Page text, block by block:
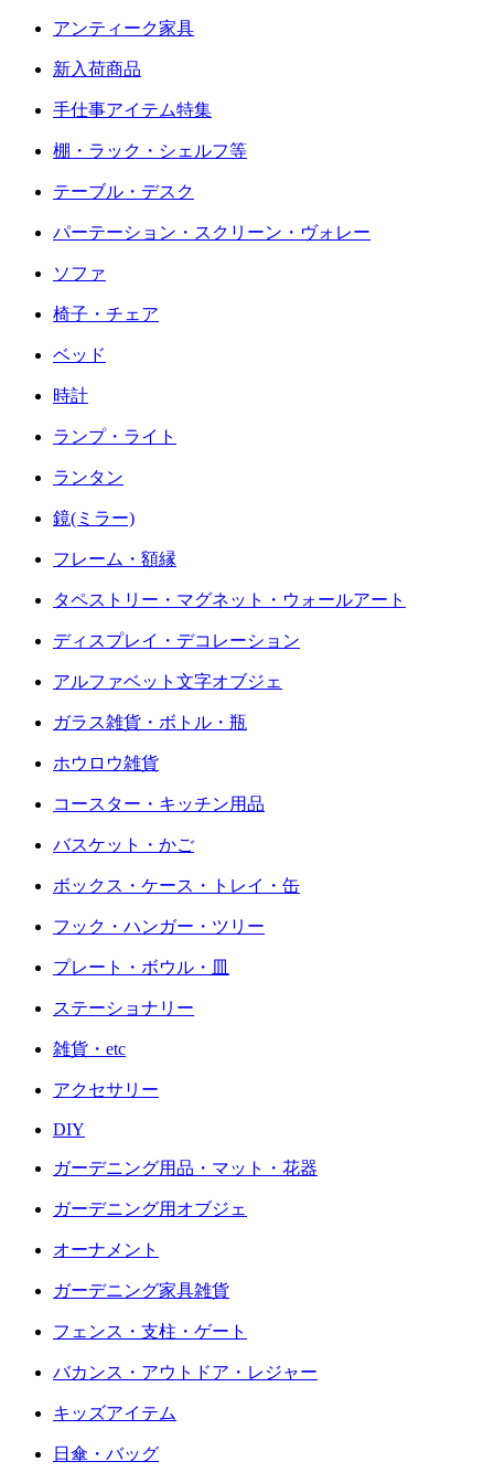
アンティーク家具
新入荷商品
手仕事アイテム特集
棚・ラック・シェルフ等
テーブル・デスク
パーテーション・スクリーン・ヴォレー
ソファ
椅子・チェア
ベッド
時計
ランプ・ライト
ランタン
鏡(ミラー)
フレーム・額縁
タペストリー・マグネット・ウォールアート
ディスプレイ・デコレーション
アルファベット文字オブジェ
ガラス雑貨・ボトル・瓶
ホウロウ雑貨
コースター・キッチン用品
バスケット・かご
ボックス・ケース・トレイ・缶
フック・ハンガー・ツリー
プレート・ボウル・皿
ステーショナリー
雑貨・etc
アクセサリー
DIY
ガーデニング用品・マット・花器
ガーデニング用オブジェ
オーナメント
ガーデニング家具雑貨
フェンス・支柱・ゲート
バカンス・アウトドア・レジャー
キッズアイテム
日傘・バッグ